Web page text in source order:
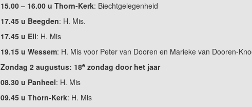
15.00 – 16.00 u Thorn-Kerk: Biechtgelegenheid
17.45 u Beegden: H. Mis.
17.45 u Ell: H. Mis
19.15 u Wessem: H. Mis voor Peter van Dooren en Marieke van Dooren-
Zondag 2 augustus: 18ezondag door het jaar
08.30 u Panheel: H. Mis
09.45 u Thorn-Kerk: H. Mis